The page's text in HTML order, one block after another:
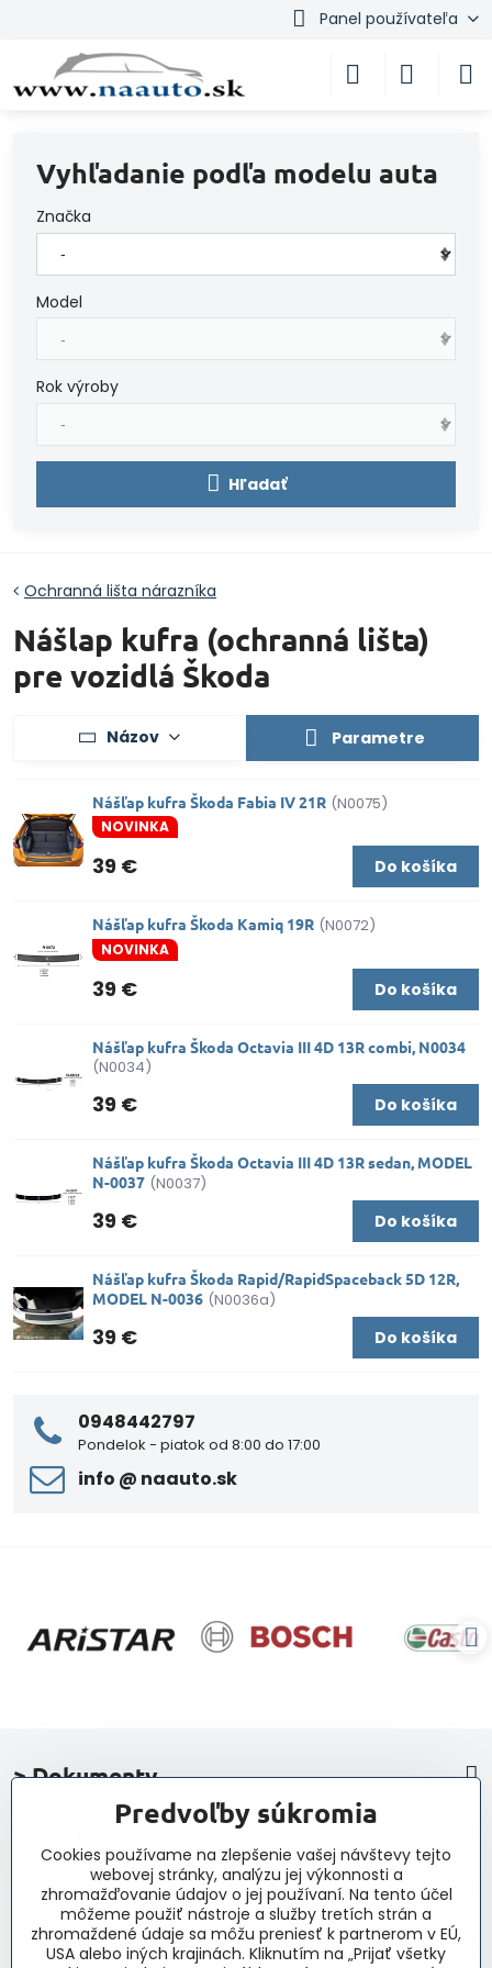
Panel používateľa
Vyhľadanie podľa modelu auta
Značka
Model
Rok výroby
Hľadať
Ochranná lišta nárazníka
Nášlap kufra (ochranná lišta)
pre vozidlá Škoda
Názov Parametre
Nášľap kufra Škoda Fabia IV 21R (N0075)
NOVINKA
39 € Do košíka
Nášľap kufra Škoda Kamiq 19R (N0072)
NOVINKA
39 € Do košíka
Nášľap kufra Škoda Octavia III 4D 13R combi, N0034
(N0034)
39 € Do košíka
Nášľap kufra Škoda Octavia III 4D 13R sedan, MODEL
N-0037 (N0037)
39 € Do košíka
Nášľap kufra Škoda Rapid/RapidSpaceback 5D 12R,
MODEL N-0036 (N0036a)
39 € Do košíka
0948442797
Pondelok - piatok od 8:00 do 17:00
info ​@ naauto​.sk
> Dokumenty
> Kontakt a navigácia
> Novinky, články, príspevky
Predvoľby súkromia
Cookies používame na zlepšenie vašej návštevy tejto
webovej stránky, analýzu jej výkonnosti a
zhromažďovanie údajov o jej používaní. Na tento účel
môžeme použiť nástroje a služby tretích strán a
zhromaždené údaje sa môžu preniesť k partnerom v EÚ,
USA alebo iných krajinách. Kliknutím na „Prijať všetky